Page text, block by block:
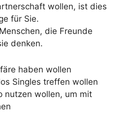
wollen, ist dies
für Sie.
die Freunde
denken.
haben wollen
Singles treffen wollen
nutzen wollen, um mit